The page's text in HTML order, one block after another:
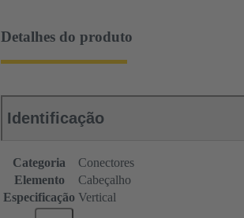
Detalhes do produto
Identificação
Categoria
Conectores
Elemento
Cabeçalho
Especificação Vertical